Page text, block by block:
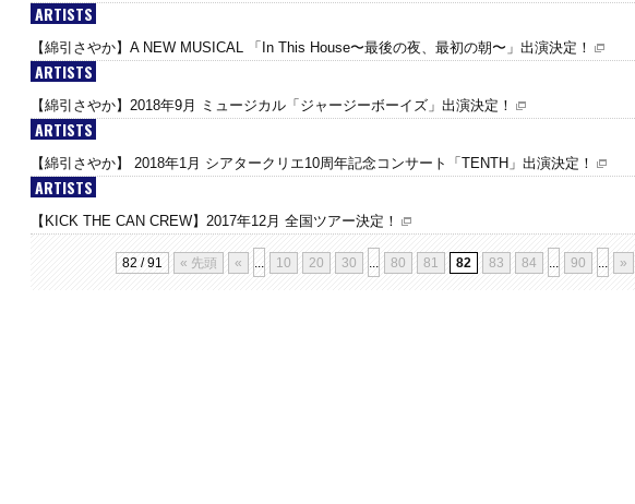
ARTISTS
【綿引さやか】A NEW MUSICAL 「In This House〜最後の夜、最初の朝〜」出演決定！
ARTISTS
【綿引さやか】2018年9月 ミュージカル「ジャージーボーイズ」出演決定！
ARTISTS
【綿引さやか】 2018年1月 シアタークリエ10周年記念コンサート「TENTH」出演決定！
ARTISTS
【KICK THE CAN CREW】2017年12月 全国ツアー決定！
82 / 91 « 先頭 « ... 10 20 30 ... 80 81 82 83 84 ... 90 ... »